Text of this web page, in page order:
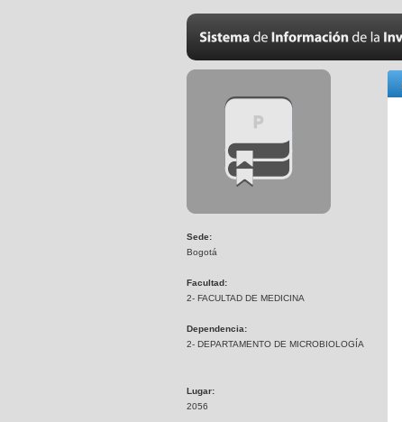
Sede:
Bogotá
Facultad:
2- FACULTAD DE MEDICINA
Dependencia:
2- DEPARTAMENTO DE MICROBIOLOGÍA
Lugar:
2056